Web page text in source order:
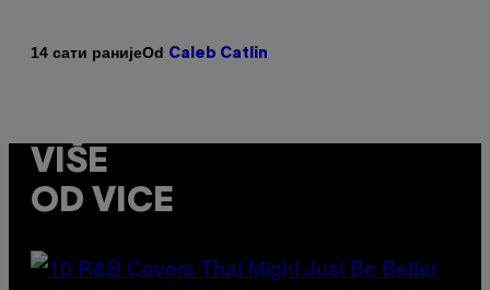
14 сати ранијеOd Caleb Catlin
VIŠE
OD VICE